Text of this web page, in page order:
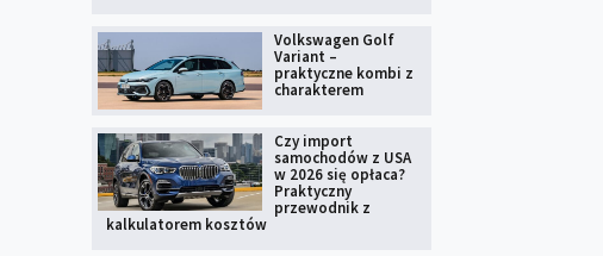
Volkswagen Golf
Variant –
praktyczne kombi z
charakterem
Czy import
samochodów z USA
w 2026 się opłaca?
Praktyczny
przewodnik z
kalkulatorem kosztów